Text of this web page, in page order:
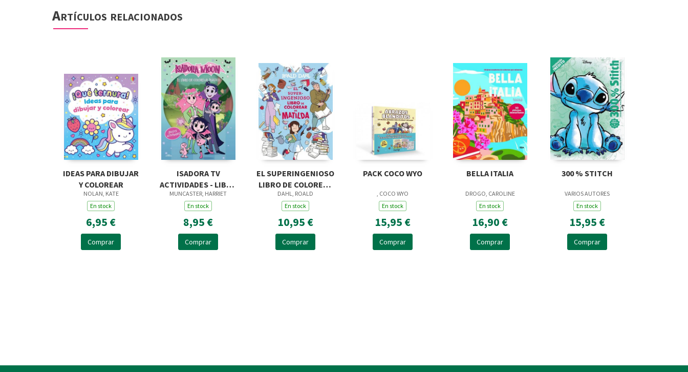
Artículos relacionados
IDEAS PARA DIBUJAR
Y COLOREAR
NOLAN, KATE
En stock
6,95 €
Comprar
ISADORA TV
ACTIVIDADES - LIBRO
DE COLORE
MUNCASTER, HARRIET
En stock
8,95 €
Comprar
EL SUPERINGENIOSO
LIBRO DE COLOREAR
DE MATILDA
DAHL, ROALD
En stock
10,95 €
Comprar
PACK COCO WYO
, COCO WYO
En stock
15,95 €
Comprar
BELLA ITALIA
DROGO, CAROLINE
En stock
16,90 €
Comprar
300 % STITCH
VARIOS AUTORES
En stock
15,95 €
Comprar